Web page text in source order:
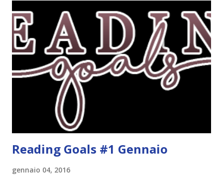
challenge un po' particolare perché ogni libro letto può
ricoprire più di un obiettivo. Riportandovi l'esempio che ho
fatto nell'altro post, se leggo un libro horror sulle sirene
scritto dal mio autore preferito, tecnicamente ho già
completato tre degli obiettivi della mia lista . Non importa
leggere 345.453.312 libri, ma maturare come lettore,
uscendo fuori dalla propria comfort zone. Come
partecipare Per partecipare non dovete fare altro che
Reading Goals #1 Gennaio
gennaio 04, 2016